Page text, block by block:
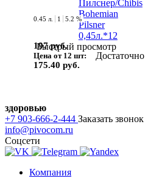
Быстрый просмотр
0.45 л. 1 5.2 %
197 руб.
Цена от 12 шт:
175.40 руб.
Достаточно
здоровью
+7 903-666-2-444 Заказать звонок
info@pivocom.ru
Соцсети
Компания